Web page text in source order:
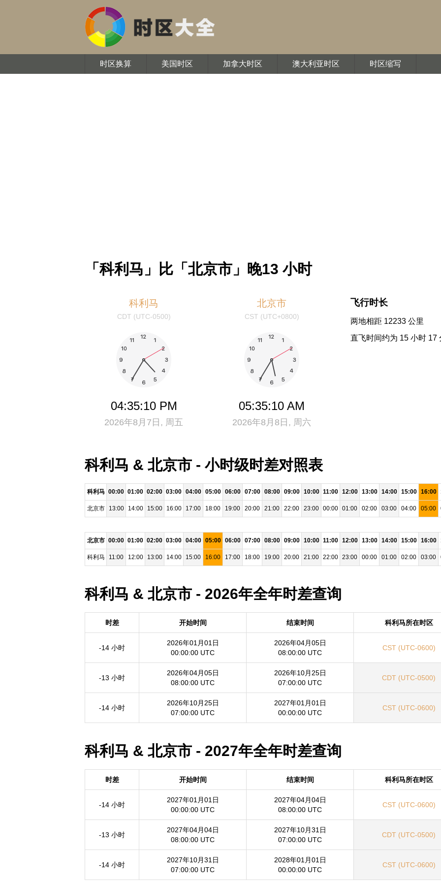
时区换算 美国时区 加拿大时区 澳大利亚时区 时区缩写
「科利马」比「北京市」晚13 小时
科利马
CDT (UTC-0500)
04:35:11 PM
2026年8月7日, 周五
北京市
CST (UTC+0800)
05:35:11 AM
2026年8月8日, 周六
飞行时长
两地相距 12233 公里
直飞时间约为 15 小时 17
科利马 & 北京市 - 小时级时差对照表
科利马 00:00 01:00 02:00 03:00 04:00 05:00 06:00 07:00 08:00 09:00 10:00 11:00 12:00 13:00 14:00 15:00 16:00
北京市 13:00 14:00 15:00 16:00 17:00 18:00 19:00 20:00 21:00 22:00 23:00 00:00 01:00 02:00 03:00 04:00 05:00
北京市 00:00 01:00 02:00 03:00 04:00 05:00 06:00 07:00 08:00 09:00 10:00 11:00 12:00 13:00 14:00 15:00 16:00
科利马 11:00 12:00 13:00 14:00 15:00 16:00 17:00 18:00 19:00 20:00 21:00 22:00 23:00 00:00 01:00 02:00 03:00
科利马 & 北京市 - 2026年全年时差查询
时差 开始时间 结束时间 科利马所在时区
-14 小时
2026年01月01日
00:00:00 UTC
2026年04月05日
08:00:00 UTC
CST (UTC-0600)
-13 小时
2026年04月05日
08:00:00 UTC
2026年10月25日
07:00:00 UTC
CDT (UTC-0500)
-14 小时
2026年10月25日
07:00:00 UTC
2027年01月01日
00:00:00 UTC
CST (UTC-0600)
科利马 & 北京市 - 2027年全年时差查询
时差 开始时间 结束时间 科利马所在时区
-14 小时
2027年01月01日
00:00:00 UTC
2027年04月04日
08:00:00 UTC
CST (UTC-0600)
-13 小时
2027年04月04日
08:00:00 UTC
2027年10月31日
07:00:00 UTC
CDT (UTC-0500)
-14 小时
2027年10月31日
07:00:00 UTC
2028年01月01日
00:00:00 UTC
CST (UTC-0600)